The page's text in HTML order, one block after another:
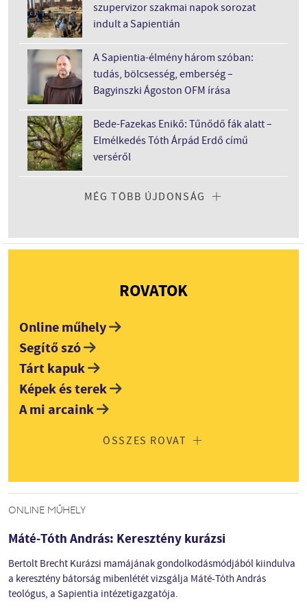
szupervizor szakmai napok sorozat
indult a Sapientián
A Sapientia-élmény három szóban:
tudás, bölcsesség, emberség –
Bagyinszki Ágoston OFM írása
Bede-Fazekas Enikő: Tűnődő fák alatt –
Elmélkedés Tóth Árpád Erdő című
verséről
MÉG TÖBB ÚJDONSÁG
ROVATOK
Online műhely
Segítő szó
Tárt kapuk
Képek és terek
A mi arcaink
ÖSSZES ROVAT
ONLINE MŰHELY
Máté-Tóth András: Keresztény kurázsi
Bertolt Brecht Kurázsi mamájának gondolkodásmódjából kiindulva
a keresztény bátorság mibenlétét vizsgálja Máté-Tóth András
teológus, a Sapientia intézetigazgatója.